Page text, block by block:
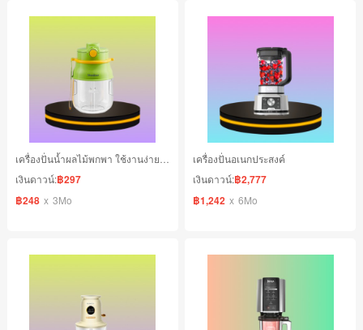
เงินดาวน์:฿297
฿248 x 3Mo
เครื่องปั่นอเนกประสงค์
เงินดาวน์:฿2,777
฿1,242 x 6Mo